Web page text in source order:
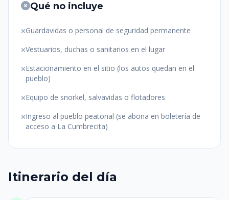
Qué no incluye
Guardavidas o personal de seguridad permanente
Vestuarios, duchas o sanitarios en el lugar
Estacionamiento en el sitio (los autos quedan en el
pueblo)
Equipo de snorkel, salvavidas o flotadores
Ingreso al pueblo peatonal (se abona en boletería de
acceso a La Cumbrecita)
Itinerario del día